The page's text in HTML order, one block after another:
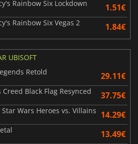
Rainbow Six Lockdown 1.51€
Rainbow Six Vegas 2 1.84€
UBISOFT
Retold
29.11€
Creed Black Flag Resynced 37.75€
Wars Heroes vs. Villains 14.29€
13.49€